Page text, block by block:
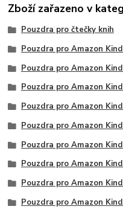
Zboží zařazeno v
Pouzdra pro čtečky knih
Pouzdra pro Amazon
Pouzdra pro Amazon
Pouzdra pro Amazon
Pouzdra pro Amazon
Pouzdra pro Amazon
Pouzdra pro Amazon
Pouzdra pro Amazon
Pouzdra pro Amazon
Pouzdra pro Amazon